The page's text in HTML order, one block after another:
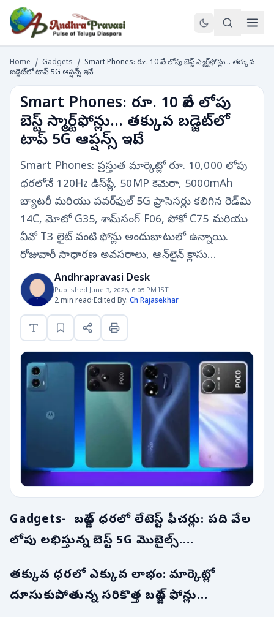
Home / Gadgets / Smart Phones: రూ. 10 వేల లోపు బెస్ట్ స్మార్ట్‌ఫోన్లు... తక్కువ
బడ్జెట్‌లో టాప్ 5G ఆప్షన్స్ ఇవే!
Smart Phones: రూ. 10 వేల లోపు
బెస్ట్ స్మార్ట్‌ఫోన్లు... తక్కువ బడ్జెట్‌లో
టాప్ 5G ఆప్షన్స్ ఇవే!
Smart Phones: ప్రస్తుత మార్కెట్లో రూ. 10,000 లోపు
ధరలోనే 120Hz డిస్‌ప్లే, 50MP కెమెరా, 5000mAh
బ్యాటరీ మరియు పవర్‌ఫుల్ 5G ప్రాసెసర్లు కలిగిన రెడ్‌మి
14C, మోటో G35, శామ్‌సంగ్ F06, పోకో C75 మరియు
వీవో T3 లైట్ వంటి ఫోన్లు అందుబాటులో ఉన్నాయి.
రోజువారీ సాధారణ అవసరాలు, ఆన్‌లైన్ క్లాసు…
Andhrapravasi Desk
Published June 3, 2026, 6:05 PM IST
2 min read·Edited By: Ch Rajasekhar
Gadgets- బడ్జెట్ ధరలో లేటెస్ట్ ఫీచర్లు: పది వేల
లోపు లభిస్తున్న బెస్ట్ 5G మొబైల్స్….
తక్కువ ధరలో ఎక్కువ లాభం: మార్కెట్లో
దూసుకుపోతున్న సరికొత్త బడ్జెట్ ఫోన్లు…